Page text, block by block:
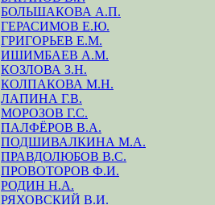
БОЛЬШАКОВА А.П.
ГЕРАСИМОВ Е.Ю.
ГРИГОРЬЕВ Е.М.
ИШИМБАЕВ А.М.
КОЗЛОВА З.Н.
КОЛПАКОВА М.Н.
ЛАПИНА Г.В.
МОРОЗОВ Г.С.
ПАЛФЁРОВ В.А.
ПОДШИВАЛКИНА М.А.
ПРАВДОЛЮБОВ В.С.
ПРОВОТОРОВ Ф.И.
РОДИН Н.А.
РЯХОВСКИЙ В.И.